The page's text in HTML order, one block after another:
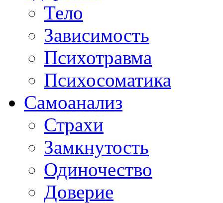
Тело
Зависимость
Психотравма
Психосоматика
Самоанализ
Страхи
Замкнутость
Одиночество
Доверие